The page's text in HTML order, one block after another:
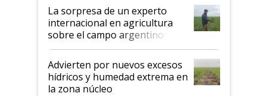
La sorpresa de un experto
internacional en agricultura
sobre el campo argentino:
"Estoy muy impresionado"
Advierten por nuevos excesos
hídricos y humedad extrema en
la zona núcleo